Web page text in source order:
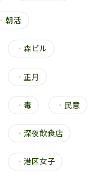
・朝活
・ 森ビル
・ 正月
・ 毒 ・ 民意
・ 深夜飲食店
・ 港区女子